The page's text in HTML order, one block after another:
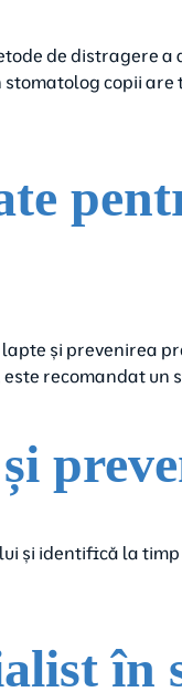
de distragere
copii
și prevenirea
recomandat
și identifică la
în